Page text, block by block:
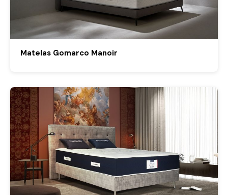
Matelas Gomarco Manoir